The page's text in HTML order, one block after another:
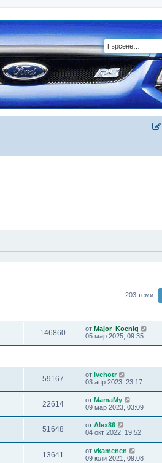
203 теми
146860 от Major_Koenig
05 мар 2025, 09:35
59167 от ivchotr
03 апр 2023, 23:17
22614 от MamaMy
09 мар 2023, 03:09
51648 от Alex86
04 окт 2022, 19:52
13641 от vkamenen
09 юли 2021, 09:08